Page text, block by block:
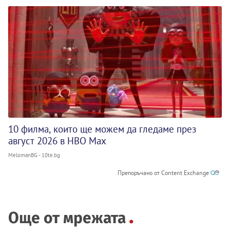
10 филма, които ще можем да гледаме през
август 2026 в HBO Max
MelomanBG - 10te.bg
Препоръчано от Content Exchange
Още от мрежата